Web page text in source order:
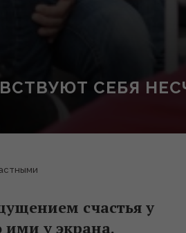
СЕБЯ
счастья у
ими у экрана.